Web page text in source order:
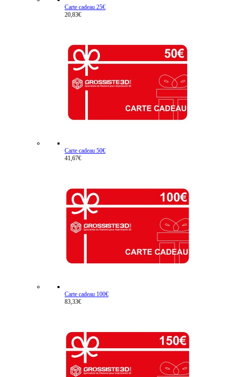
Carte cadeau 25€
20,83€
Carte cadeau 50€
41,67€
Carte cadeau 100€
83,33€